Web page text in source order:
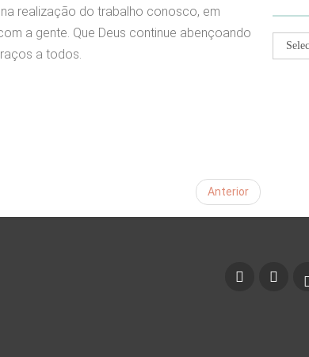
realização do trabalho conosco, em
a gente. Que Deus continue abençoando
a todos.
Anterior